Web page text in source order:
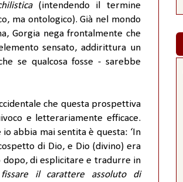
(intendendo il termine
ma ontologico). Già nel mondo
Gorgia nega frontalmente che
sensato, addirittura un
se qualcosa fosse - sarebbe
che questa prospettiva
e letterariamente efficace.
abbia mai sentita è questa: ‘In
di Dio, e Dio (divino) era
dopo, di esplicitare e tradurre in
il carattere assoluto di